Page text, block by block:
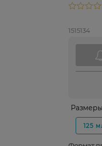
1515134
Размеры
125